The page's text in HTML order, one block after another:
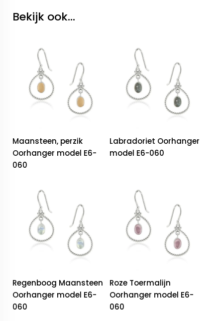
Bekijk ook...
Maansteen, perzik
Oorhanger model E6-
060
Labradoriet Oorhanger
model E6-060
Regenboog Maansteen
Oorhanger model E6-
060
Roze Toermalijn
Oorhanger model E6-
060